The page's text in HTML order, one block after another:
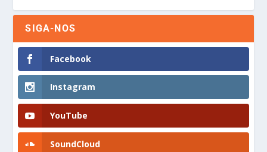
SIGA-NOS
Facebook
Instagram
YouTube
SoundCloud